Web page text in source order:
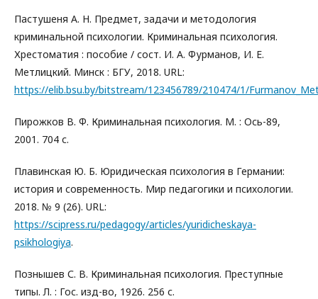
Пастушеня А. Н. Предмет, задачи и методология
криминальной психологии. Криминальная психология.
Хрестоматия : пособие / сост. И. А. Фурманов, И. Е.
Метлицкий. Минск : БГУ, 2018. URL:
https://elib.bsu.by/bitstream/123456789/210474/1/
Пирожков В. Ф. Криминальная психология. М. : Ось-89,
2001. 704 с.
Плавинская Ю. Б. Юридическая психология в Германии:
история и современность. Мир педагогики и психологии.
2018. № 9 (26). URL:
https://scipress.ru/pedagogy/articles/yuridicheskaya-
psikhologiya.
Познышев С. В. Криминальная психология. Преступные
типы. Л. : Гос. изд-во, 1926. 256 с.